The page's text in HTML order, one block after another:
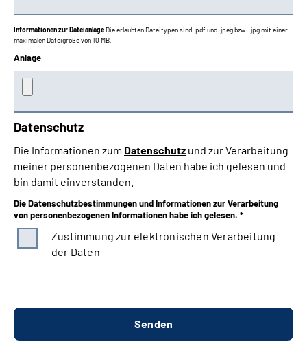
Informationen zur Dateianlage Die erlaubten Dateitypen sind .pdf und .jpeg bzw. .jpg mit einer
maximalen Dateigröße von 10 MB.
Anlage
Datenschutz
Die Informationen zum Datenschutz und zur Verarbeitung
meiner personenbezogenen Daten habe ich gelesen und
bin damit einverstanden.
Die Datenschutzbestimmungen und Informationen zur Verarbeitung
von personenbezogenen Informationen habe ich gelesen. *
Zustimmung zur elektronischen Verarbeitung
der Daten